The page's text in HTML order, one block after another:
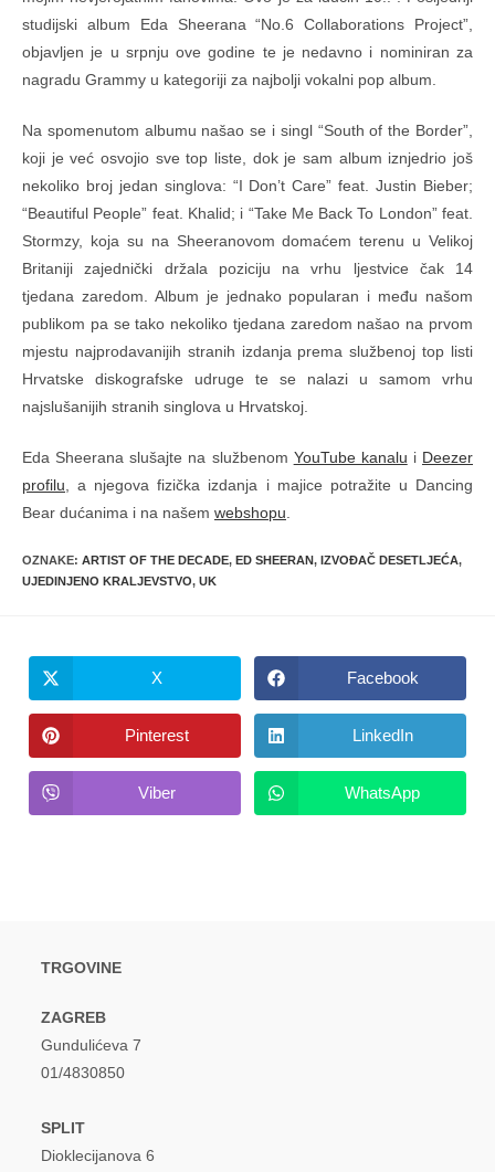
studijski album Eda Sheerana “No.6 Collaborations Project”,
objavljen je u srpnju ove godine te je nedavno i nominiran za
nagradu Grammy u kategoriji za najbolji vokalni pop album.
Na spomenutom albumu našao se i singl “South of the Border”,
koji je već osvojio sve top liste, dok je sam album iznjedrio još
nekoliko broj jedan singlova: “I Don’t Care” feat. Justin Bieber;
“Beautiful People” feat. Khalid; i “Take Me Back To London” feat.
Stormzy, koja su na Sheeranovom domaćem terenu u Velikoj
Britaniji zajednički držala poziciju na vrhu ljestvice čak 14
tjedana zaredom. Album je jednako popularan i među našom
publikom pa se tako nekoliko tjedana zaredom našao na prvom
mjestu najprodavanijih stranih izdanja prema službenoj top listi
Hrvatske diskografske udruge te se nalazi u samom vrhu
najslušanijih stranih singlova u Hrvatskoj.
Eda Sheerana slušajte na službenom YouTube kanalu i Deezer
profilu , a njegova fizička izdanja i majice potražite u Dancing
Bear dućanima i na našem webshopu
OZNAKE: ARTIST OF THE DECADE, ED SHEERAN, IZVOĐAČ DESETLJEĆA,
UJEDINJENO KRALJEVSTVO, UK
Opens
in
a
new
window
X
Opens
in
a
new
window
Facebook
Opens
in
a
new
window
Pinterest
Opens
in
a
new
window
LinkedIn
Opens
in
Viber
Opens
in
WhatsApp
TRGOVINE
ZAGREB
Gundulićeva 7
01/4830850
SPLIT
Dioklecijanova 6